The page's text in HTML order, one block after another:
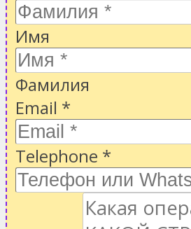
Имя
Фамилия
Email *
Telephone *